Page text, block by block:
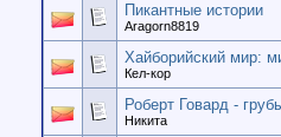
Пикантные истории
Aragorn8819
Хайборийский мир:
Кел-кор
Роберт Говард -
Никита